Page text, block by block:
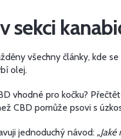
sekci
všechny články, kde
olej.
vhodné pro kočku?
CBD pomůže psovi s
jednoduchý návod: